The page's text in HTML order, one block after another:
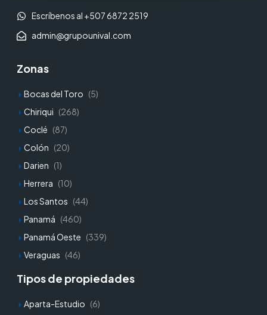
Escríbenos al +507 6872 2519
admin@grupounival.com
Zonas
Bocas del Toro (5)
Chiriqui (268)
Coclé (87)
Colón (20)
Darien (1)
Herrera (10)
Los Santos (44)
Panamá (460)
Panamá Oeste (339)
Veraguas (46)
Tipos de propiedades
Aparta-Estudio (6)